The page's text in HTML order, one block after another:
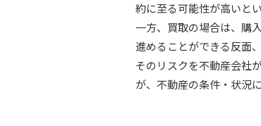
約に至る可能性が高いとい
一方、買取の場合は、購
進めることができる反面、
そのリスクを不動産会社
が、不動産の条件・状況